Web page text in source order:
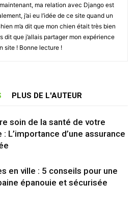
ma relation avec Django est
j’ai eu l’idée de ce site quand un
m’a dit que mon chien était très bien
dit que j’allais partager mon expérience
site ! Bonne lecture !
PLUS DE L'AUTEUR
soin de la santé de votre
: L’importance d’une assurance
en ville : 5 conseils pour une
épanouie et sécurisée